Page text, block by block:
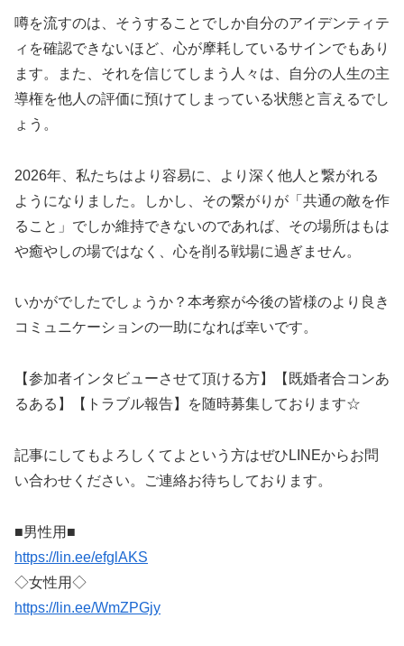
噂を流すのは、そうすることでしか自分のアイデンティテ
ィを確認できないほど、心が摩耗しているサインでもあり
ます。また、それを信じてしまう人々は、自分の人生の主
導権を他人の評価に預けてしまっている状態と言えるでし
ょう。
2026年、私たちはより容易に、より深く他人と繋がれる
ようになりました。しかし、その繋がりが「共通の敵を作
ること」でしか維持できないのであれば、その場所はもは
や癒やしの場ではなく、心を削る戦場に過ぎません。
いかがでしたでしょうか？本考察が今後の皆様のより良き
コミュニケーションの一助になれば幸いです。
【参加者インタビューさせて頂ける方】【既婚者合コンあ
るある】【トラブル報告】を随時募集しております☆
記事にしてもよろしくてよという方はぜひLINEからお問
い合わせください。ご連絡お待ちしております。
■男性用■
https://lin.ee/efglAKS
◇女性用◇
https://lin.ee/WmZPGjy